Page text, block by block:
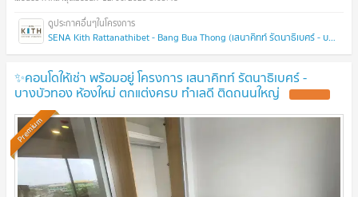
SENA Kith Rattanathibet - Bang Bua Thong (เสนาคิทท์ รัตนาธิเบศร์ - บางบัวทอง)
✨คอนโดให้เช่า พร้อมอยู่ โครงการ เสนาคิทท์ รัตนาธิเบศร์ -
บางบัวทอง ห้องใหม่ ตกแต่งครบ ทำเลดี ติดถนนใหญ่
Premium